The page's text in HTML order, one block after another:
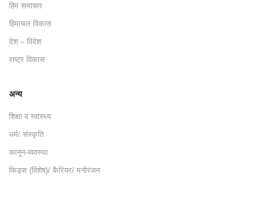
हिम समाचार
हिमाचल विकास
देश – विदेश
राष्ट्र विकास
अन्य
शिक्षा व स्वास्थ्य
धर्म/ संस्कृति
कानून-व्यवस्था
किड्स (विशेष)/ कैरियर/ मनोरंजन